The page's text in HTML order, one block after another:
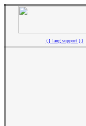
{{ lang.support }}